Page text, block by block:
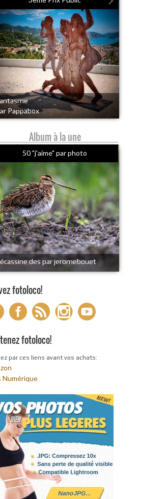
Pappabox
Album à la une
50 "j'aime" par photo
des par jeromebouet
fotoloco!
fotoloco!
par ces liens avant vos achats:
Numérique